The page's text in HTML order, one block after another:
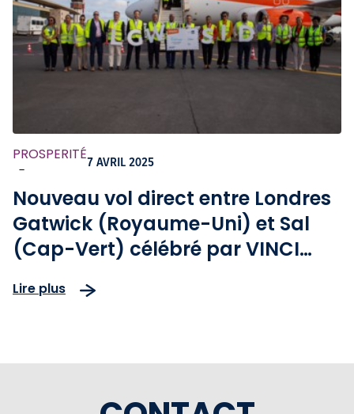
PROSPERITÉ
-
7 AVRIL 2025
Nouveau vol direct entre Londres
Gatwick (Royaume-Uni) et Sal
(Cap-Vert) célébré par VINCI
Lire plus